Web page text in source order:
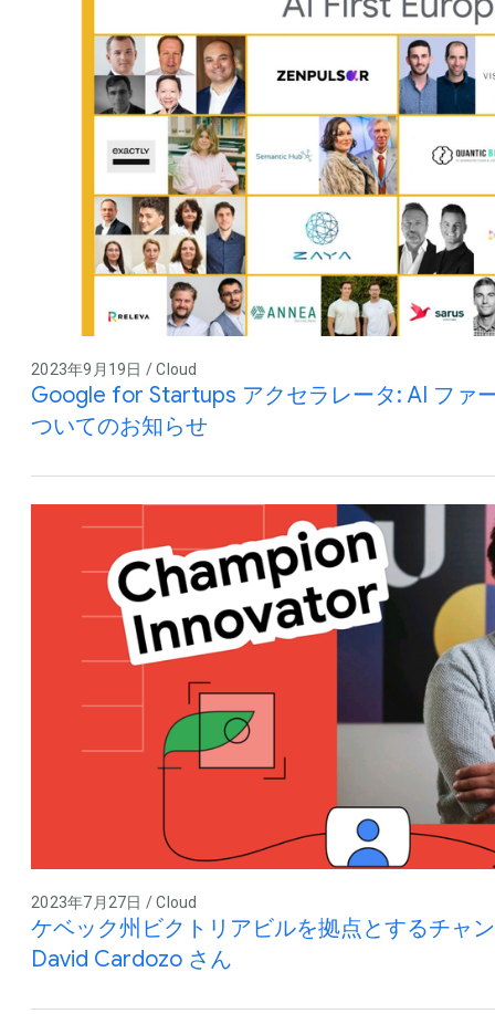
2023年9月19日 / Cloud
Google for Startups アクセラレータ: AI ファ
ついてのお知らせ
2023年7月27日 / Cloud
ケベック州ビクトリアビルを拠点とするチャ
David Cardozo さん